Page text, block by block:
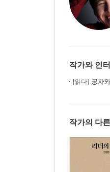
여섯. 때를 놓치
여행은 최고의
놀이의 즐거움
-아빠의 연기력
작가와 인
[읽다] 공자
작가의 다